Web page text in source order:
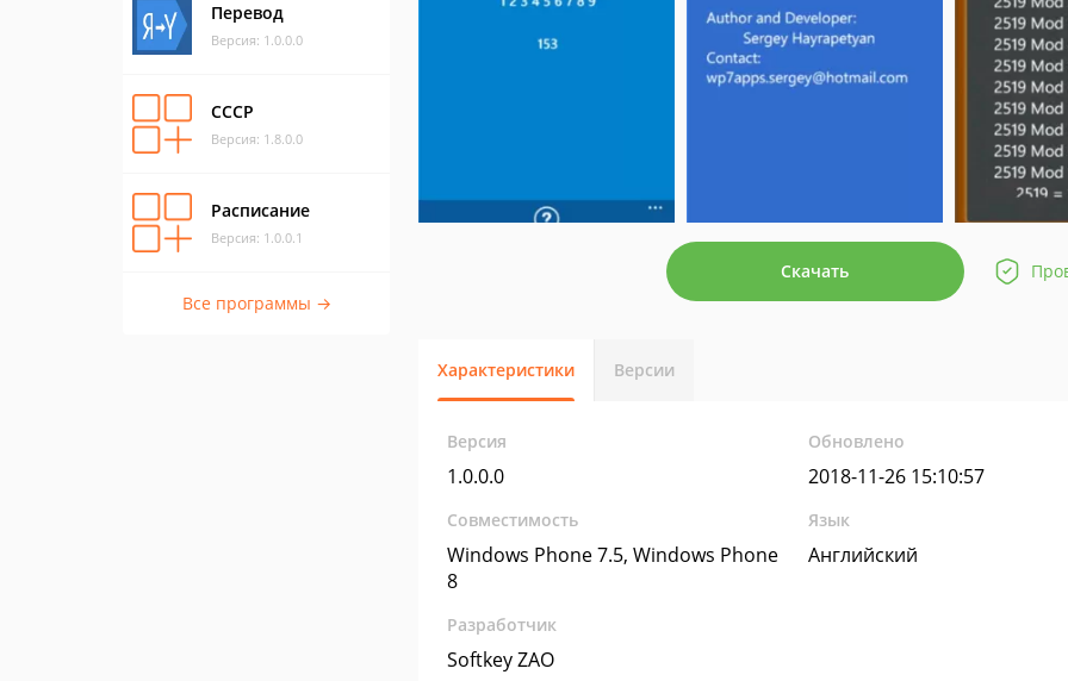
Перевод
Версия: 1.0.0.0
СССР
Версия: 1.8.0.0
Расписание
Версия: 1.0.0.1
Все программы →
Скачать
Характеристики Версии
Версия
1.0.0.0
Обновлено
2018-11-26 15:10:57
Совместимость
Windows Phone 7.5, Windows Phone
8
Язык
Английский
Разработчик
Softkey ZAO